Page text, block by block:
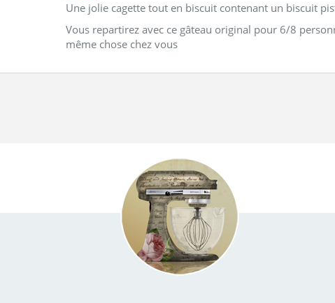
Une jolie cagette tout en biscuit contenant un biscuit
Vous repartirez avec ce gâteau original pour 6/8
même chose chez vous